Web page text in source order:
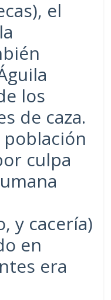
el
los
de caza.
culpa
y cacería)
en
era